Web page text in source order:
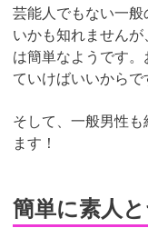
芸能人でもない一
いかも知れません
は簡単なようです
ていけばいいからで
そして、一般男性
ます！
簡単に素人